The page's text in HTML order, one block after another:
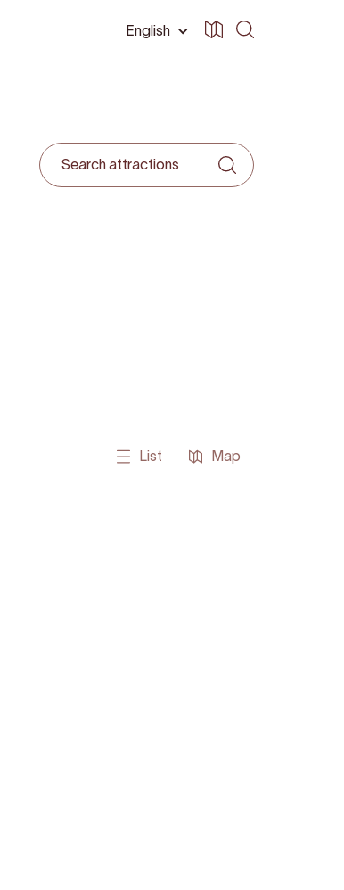
English
List Map